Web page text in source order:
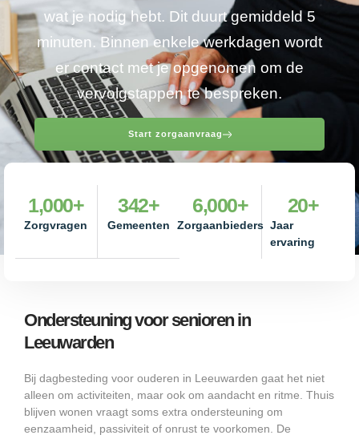
wat je nodig hebt. Dit duurt gemiddeld 5
minuten. Binnen enkele werkdagen wordt
er contact met je opgenomen om de
vervolgstappen te bespreken.
Start zorgaanvraag
Zorgvragen
1,000+
Gemeenten
342+
Zorgaanbieders
6,000+
Jaar
ervaring
20+
Ondersteuning voor senioren in
Leeuwarden
Bij dagbesteding voor ouderen in Leeuwarden gaat het niet
alleen om activiteiten, maar ook om aandacht en ritme. Thuis
blijven wonen vraagt soms extra ondersteuning om
eenzaamheid, passiviteit of onrust te voorkomen. De